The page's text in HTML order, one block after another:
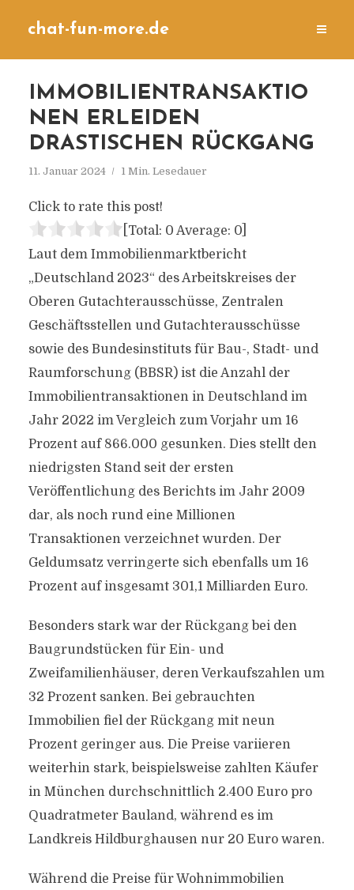
chat-fun-more.de
IMMOBILIENTRANSAKTIO
NEN ERLEIDEN
DRASTISCHEN RÜCKGANG
11. Januar 2024 1 Min. Lesedauer
Click to rate this post!
[Total: 0 Average: 0]
Laut dem Immobilienmarktbericht
„Deutschland 2023“ des Arbeitskreises der
Oberen Gutachterausschüsse, Zentralen
Geschäftsstellen und Gutachterausschüsse
sowie des Bundesinstituts für Bau-, Stadt- und
Raumforschung (BBSR) ist die Anzahl der
Immobilientransaktionen in Deutschland im
Jahr 2022 im Vergleich zum Vorjahr um 16
Prozent auf 866.000 gesunken. Dies stellt den
niedrigsten Stand seit der ersten
Veröffentlichung des Berichts im Jahr 2009
dar, als noch rund eine Millionen
Transaktionen verzeichnet wurden. Der
Geldumsatz verringerte sich ebenfalls um 16
Prozent auf insgesamt 301,1 Milliarden Euro.
Besonders stark war der Rückgang bei den
Baugrundstücken für Ein- und
Zweifamilienhäuser, deren Verkaufszahlen um
32 Prozent sanken. Bei gebrauchten
Immobilien fiel der Rückgang mit neun
Prozent geringer aus. Die Preise variieren
weiterhin stark, beispielsweise zahlten Käufer
in München durchschnittlich 2.400 Euro pro
Quadratmeter Bauland, während es im
Landkreis Hildburghausen nur 20 Euro waren.
Während die Preise für Wohnimmobilien